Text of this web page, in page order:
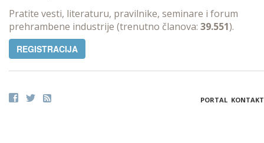
Pratite vesti, literaturu, pravilnike, seminare i forum
prehrambene industrije (trenutno članova: 39.551).
REGISTRACIJA
PORTAL KONTAKT